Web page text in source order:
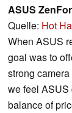
ASUS
Quelle: Hot
When ASUS
goal was to
strong
we feel ASUS
balance of